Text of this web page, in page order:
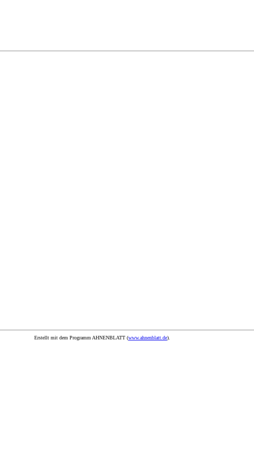
Erstellt mit dem Programm AHNENBLATT (www.ahnenblatt.de).